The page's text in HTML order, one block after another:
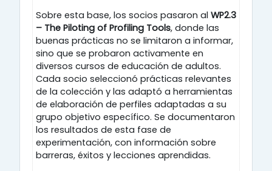
Sobre esta base, los socios pasaron al WP2.3
– The Piloting of Profiling Tools, donde las
buenas prácticas no se limitaron a informar,
sino que se probaron activamente en
diversos cursos de educación de adultos.
Cada socio seleccionó prácticas relevantes
de la colección y las adaptó a herramientas
de elaboración de perfiles adaptadas a su
grupo objetivo específico. Se documentaron
los resultados de esta fase de
experimentación, con información sobre
barreras, éxitos y lecciones aprendidas.